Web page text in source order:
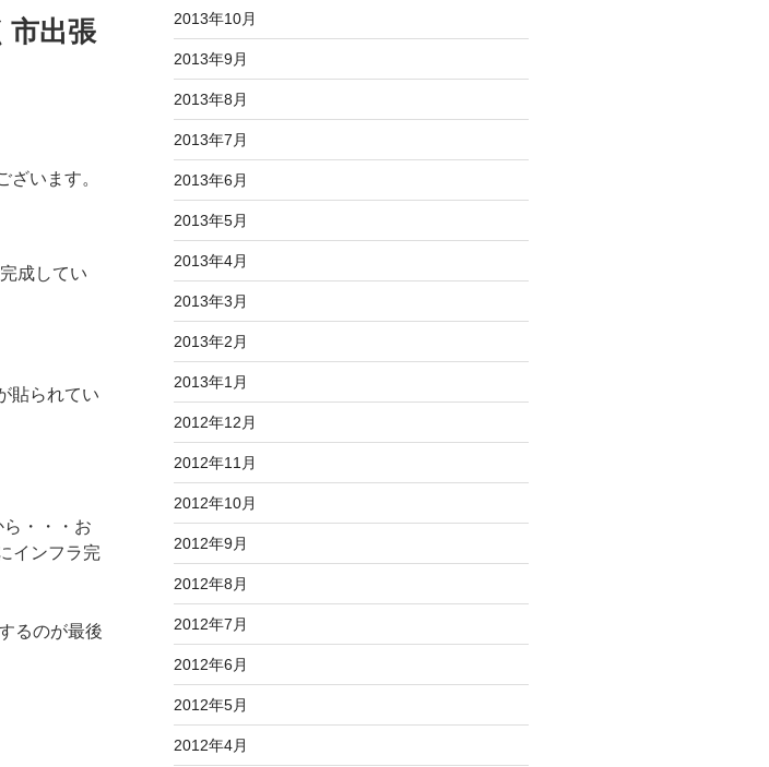
市出張
います。
成してい
貼られてい
・・・お
インフラ完
るのが最後
2013年10月
2013年9月
2013年8月
2013年7月
2013年6月
2013年5月
2013年4月
2013年3月
2013年2月
2013年1月
2012年12月
2012年11月
2012年10月
2012年9月
2012年8月
2012年7月
2012年6月
2012年5月
2012年4月